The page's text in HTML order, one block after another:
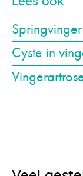
Springvinger
Cyste in